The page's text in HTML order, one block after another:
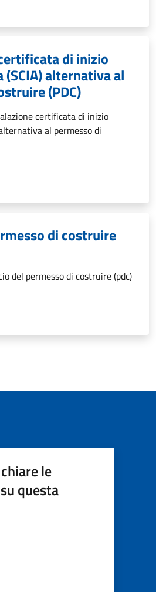
di inizio
alternativa al
(PDC)
certificata di inizio
al permesso di
di costruire
del permesso di costruire (pdc)
le
questa